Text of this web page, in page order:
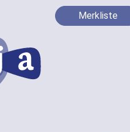
Merkliste